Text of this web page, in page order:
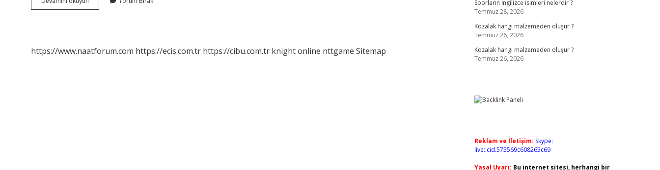
Çakmak
https://www.naatforum.com https://ecis.com.tr https://cibu.com.tr knight online nttgame Sitemap
Sporların İngilizce isimleri nelerdir ?
Temmuz 28, 2026
Kozalak hangi malzemeden oluşur ?
Temmuz 26, 2026
Kozalak hangi malzemeden oluşur ?
Temmuz 26, 2026
Reklam ve İletişim: Skype:
live:.cid.575569c608265c69
Yasal Uyarı: Bu internet sitesi, herhangi bir